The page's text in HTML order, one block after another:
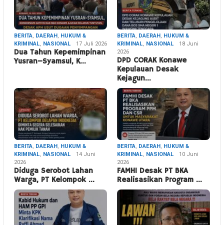
BERITA, DAERAH, HUKUM &
KRIMINAL, NASIONAL 17 Juli 2026
Dua Tahun Kepemimpinan
Yusran–Syamsul, K…
BERITA, DAERAH, HUKUM &
KRIMINAL, NASIONAL
18 Juni
2026
DPD CORAK Konawe
Kepulauan Desak
Kejagun…
BERITA, DAERAH, HUKUM &
KRIMINAL, NASIONAL
14 Juni
2026
Diduga Serobot Lahan
Warga, PT Kelompok …
BERITA, DAERAH, HUKUM &
KRIMINAL, NASIONAL
10 Juni
2026
FAMHI Desak PT BKA
Realisasikan Program …